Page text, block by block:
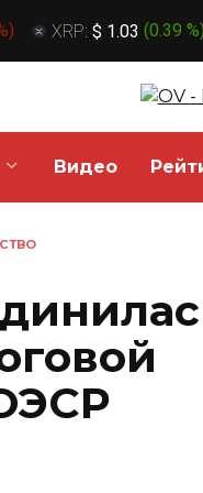
) XRP: $ 1.03 (0.39 %)
Видео